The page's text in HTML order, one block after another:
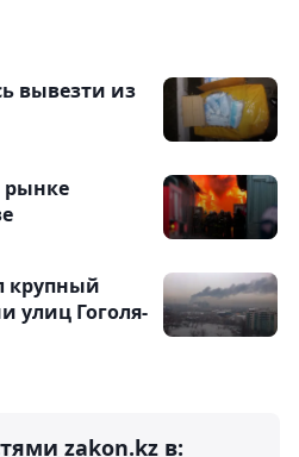
вывезти из
рынке
крупный
улиц Гоголя-
zakon.kz в: